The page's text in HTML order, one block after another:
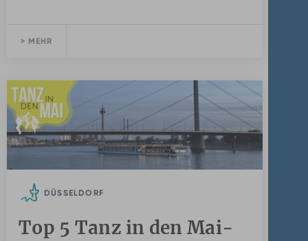
> MEHR
DÜSSELDORF
Top 5 Tanz in den Mai-